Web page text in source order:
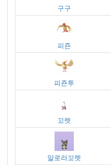
구구
피죤
피죤투
꼬렛
알로라꼬렛